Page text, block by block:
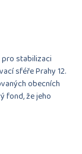
stabilizaci
sféře Prahy 12.
obecních
fond, že jeho